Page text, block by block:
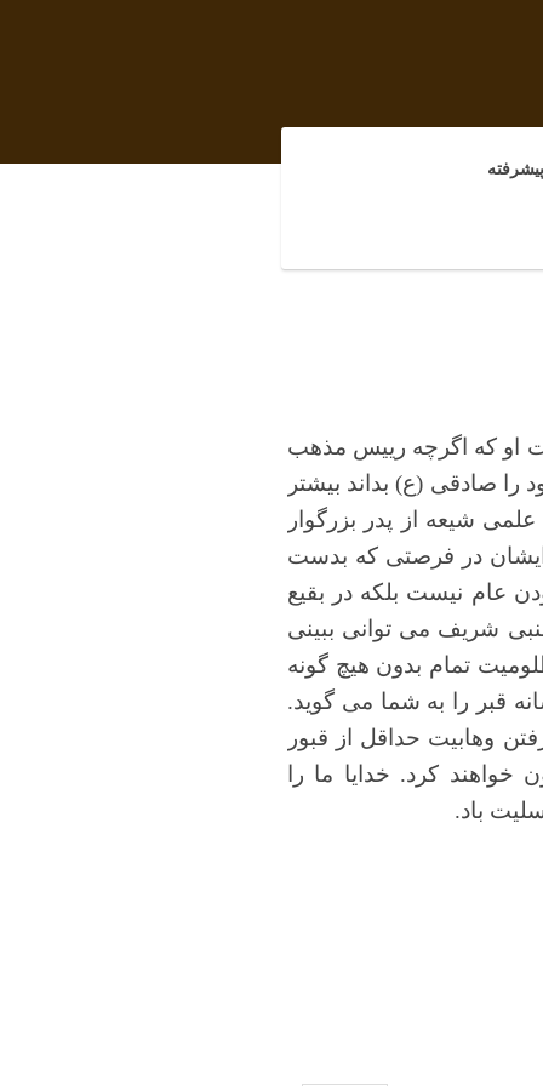
او که اگرچه رییس مذهب
صادقی (ع) بداند بیشتر
شیعه از پدر بزرگوار
ایشان در فرصتی که بدست
عام نیست بلکه در بقیع
شریف می توانی ببینی
تمام بدون هیچ گونه
قبر را به شما می گوید.
وهابیت حداقل از قبور
کرد. خدایا ما را
باد.